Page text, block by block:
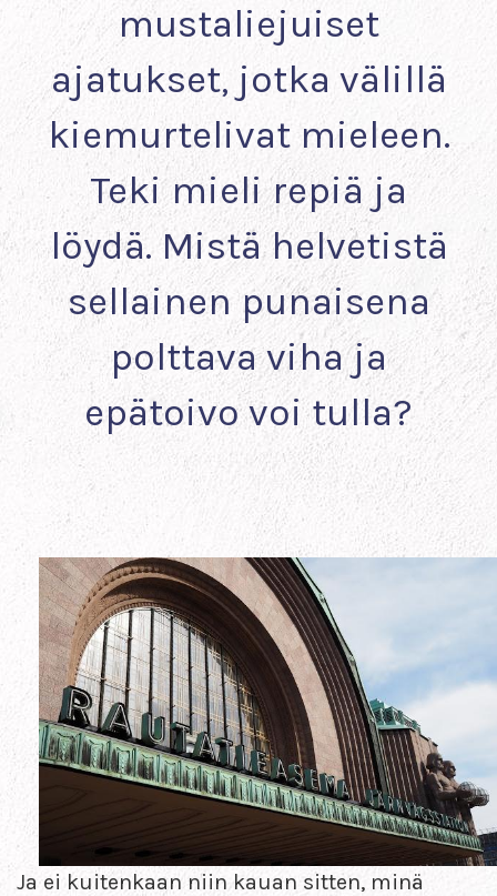
mustaliejuiset
ajatukset, jotka välillä
kiemurtelivat mieleen.
Teki mieli repiä ja
löydä. Mistä helvetistä
sellainen punaisena
polttava viha ja
epätoivo voi tulla?
Ja ei kuitenkaan niin kauan sitten, minä